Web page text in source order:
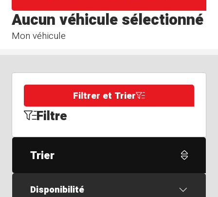
Mon véhicule
Aucun véhicule sélectionné
Filtrer et Trier
Filtre
Trier
Disponibilité